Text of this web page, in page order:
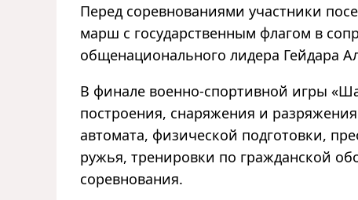
Перед соревнованиями участники
марш с государственным флагом в
общенационального лидера Гейдара
В финале военно-спортивной игры «
построения, снаряжения и
автомата, физической подготовки,
ружья, тренировки по гражданской
соревнования.